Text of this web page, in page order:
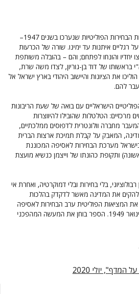
בזכותם של פוליטיקאים ובזכות הבחירות הפוליטיות שנערכו בשנים 1947–
על רגליים איתנות עד ימינו. שורה של הכרעות
יחדיו והונחו לפתחם; והם – בהובלה משותפת
בראשותו של דוד בן-גוריון, לצדו משה שרת,
את הציונות והיישוב היהודי בארץ ישראל אל
להם.
הישראליים עם בואה של שעת הריבונות
הטלטלות שהובילו להיווצרות
מחברה וולונטרית לדפוסים ממלכתיים,
המאבק על קבלת תמיכת ארצות הברית
מערכת הבחירות לאסיפה המכוננת
ותקופת כהונתו של וייצמן כנשיא מועצת
בלי בחירות ובלי דמוקרטיה, ואחרת אי
להקים את המדינה מאשר לדקדק בהלכות
את המציאות הפוליטית ערב הבחירות לאסיפה
המכוננת שהתקיימו ב-25 בינואר 1949. הספר בוחן את המעשה המהפכני
יולי 2020